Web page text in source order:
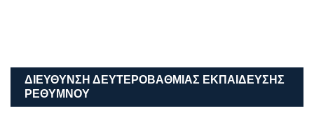
ΔΙΕΎΘΥΝΣΗ ΔΕΥΤΕΡΟΒΆΘΜΙΑΣ ΕΚΠΑΊΔΕΥΣΗΣ
ΡΕΘΎΜΝΟΥ